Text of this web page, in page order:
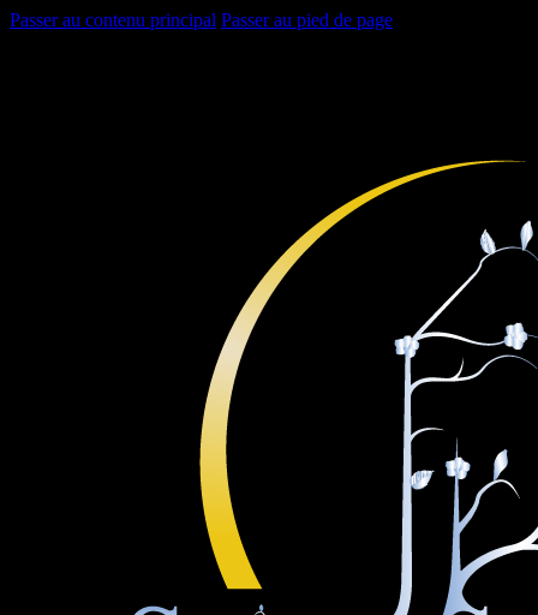
Passer au contenu principal Passer au pied de page